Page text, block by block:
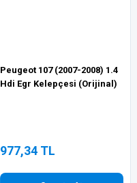
Peugeot 107 (2007-2008) 1.4
Hdi Egr Kelepçesi (Orijinal)
977,34 TL